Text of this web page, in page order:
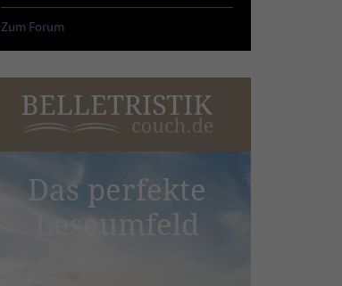
Zum Forum
Das perfekte
Leseumfeld